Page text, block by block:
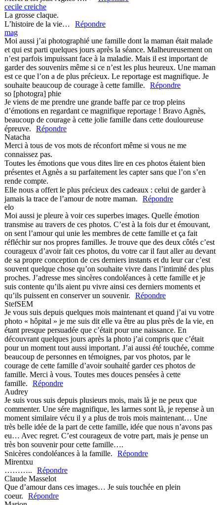
cecile creiche
La grosse claque.
L’histoire de la vie…
Répondre
mag
Moi aussi j’ai photographié une famille dont la maman était malade
et qui est parti quelques jours après la séance. Malheureusement on
n’est parfois impuissant face à la maladie. Mais il est important de
garder des souvenirs même si ce n’est les plus heureux. Une maman
est ce que l’on a de plus précieux. Le reportage est magnifique. Je
souhaite beaucoup de courage à cette famille.
Répondre
so [photogra] phie
Je viens de me prendre une grande baffe par ce trop pleins
d’émotions en regardant ce magnifique reportage ! Bravo Agnès,
beaucoup de courage à cette jolie famille dans cette douloureuse
épreuve.
Répondre
Natacha
Merci à tous de vos mots de réconfort même si vous ne me
connaissez pas.
Toutes les émotions que vous dites lire en ces photos étaient bien
présentes et Agnès a su parfaitement les capter sans que l’on s’en
rende compte.
Elle nous a offert le plus précieux des cadeaux : celui de garder à
jamais la trace de l’amour de notre maman.
Répondre
elo
Moi aussi je pleure à voir ces superbes images. Quelle émotion
transmise au travers de ces photos. C’est à la fois dur et émouvant,
on sent l’amour qui unie les membres de cette famille et ça fait
réfléchir sur nos propres familles. Je trouve que des deux côtés c’est
courageux d’avoir fait ces photos, du votre car il faut aller au devant
de sa propre conception de ces derniers instants et du leur car c’est
souvent quelque chose qu’on souhaite vivre dans l’intimité des plus
proches. J’adresse mes sincères condoléances à cette famille et je
suis contente qu’ils aient pu vivre ainsi ces derniers moments et
qu’ils puissent en conserver un souvenir.
Répondre
StefSEM
Je vous suis depuis quelques mois maintenant et quand j’ai vu votre
photo « hôpital » je me suis dit elle va être au plus près de la vie, en
étant presque persuadée que c’était pour une naissance. En
découvrant quelques jours après la photo j’ai compris que c’était
pour un moment tout aussi important. J’ai aussi été touchée, comme
beaucoup de personnes en témoignes, par vos photos, par le
courage de cette famille d’avoir souhaité garder ces photos de
famille. Merci à vous. Toutes mes douces pensées à cette
famille.
Répondre
Audrey
Je suis vous suis depuis plusieurs mois, mais là je ne peux que
commenter. Une sére magnifique, les larmes sont là, je repense à un
moment similaire vécu il y a plus de trois mois maintenant… Une
très belle idée de la part de cette famille, idée que nous n’avons pas
eu… Avec regret. C’est courageux de votre part, mais je pense un
très bon souvenir pour cette famille….
Snicères condoléances à la famille.
Répondre
Mirentxu
………..
Répondre
Claude Masselot
Que d’amour dans ces images… Je suis touchée en plein
coeur.
Répondre